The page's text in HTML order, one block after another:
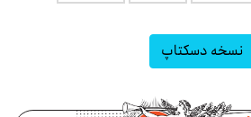
نسخه دسکتاپ